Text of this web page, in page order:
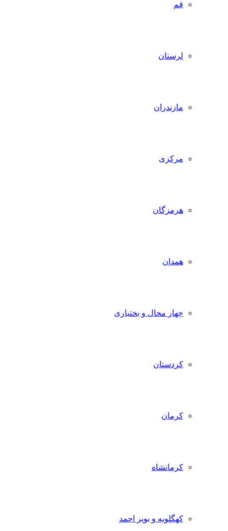
قم
لرستان
مازندران
مرکزی
هرمزگان
همدان
چهار محال و بختیاری
کردستان
کرمان
کرمانشاه
کهگلویه و بویر احمد